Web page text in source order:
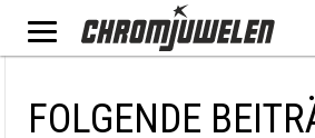
FOLGENDE